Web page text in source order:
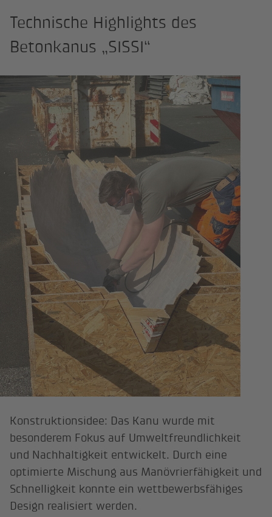
Technische Highlights des
Betonkanus „SISSI“
Konstruktionsidee: Das Kanu wurde mit
besonderem Fokus auf Umweltfreundlichkeit
und Nachhaltigkeit entwickelt. Durch eine
optimierte Mischung aus Manövrierfähigkeit und
Schnelligkeit konnte ein wettbewerbsfähiges
Design realisiert werden.